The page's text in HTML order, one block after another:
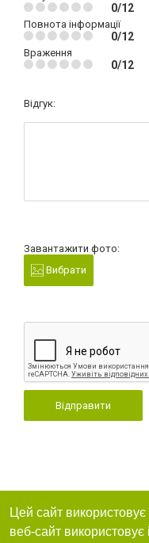
0/12
Повнота інформації
0/12
Враження
0/12
Відгук:
Завантажити фото:
Вибрати
Відправити
Цей сайт
веб-сайт використовує